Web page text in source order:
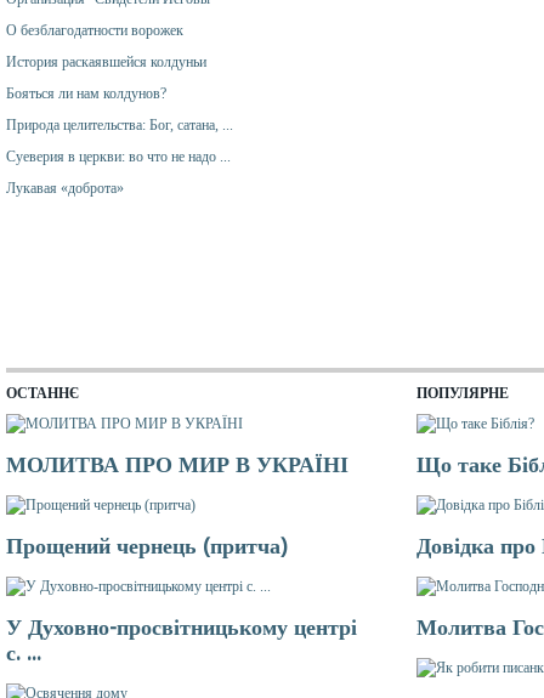
О безблагодатности ворожек
История раскаявшейся колдуньи
Бояться ли нам колдунов?
Природа целительства: Бог, сатана, ...
Суеверия в церкви: во что не надо ...
Лукавая «доброта»
ОСТАННЄ
МОЛИТВА ПРО МИР В УКРАЇНІ
Прощений чернець (притча)
У Духовно-просвітницькому центрі
с. ...
ПОПУЛЯРНЕ
Що таке
Довідка про
Молитва